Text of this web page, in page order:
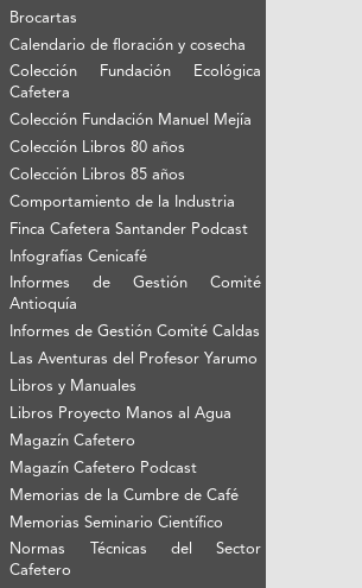
Brocartas
Calendario de floración y cosecha
Colección Fundación Ecológica
Cafetera
Colección Fundación Manuel Mejía
Colección Libros 80 años
Colección Libros 85 años
Comportamiento de la Industria
Finca Cafetera Santander Podcast
Infografías Cenicafé
Informes de Gestión Comité
Antioquía
Informes de Gestión Comité Caldas
Las Aventuras del Profesor Yarumo
Libros y Manuales
Libros Proyecto Manos al Agua
Magazín Cafetero
Magazín Cafetero Podcast
Memorias de la Cumbre de Café
Memorias Seminario Científico
Normas Técnicas del Sector
Cafetero